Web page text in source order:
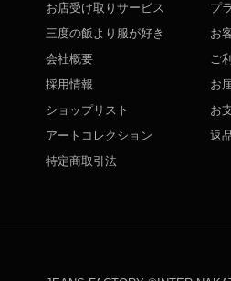
お店受け取りサービス
三度の飯より服が好き
会社概要
採用情報
ショップリスト
アートコレクション
特定商取引法
プ
お
ご
お
お
返